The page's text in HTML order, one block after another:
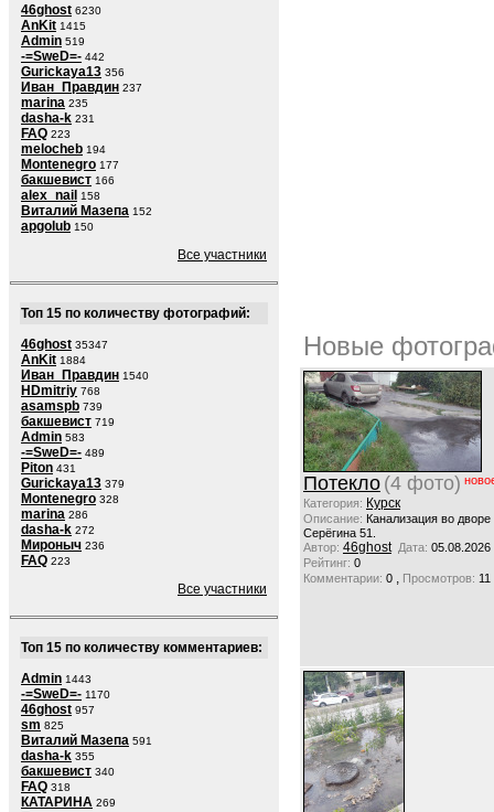
46ghost 6230
AnKit 1415
Admin 519
-=SweD=- 442
Gurickaya13 356
Иван_Правдин 237
marina 235
dasha-k 231
FAQ 223
melocheb 194
Montenegro 177
бакшевист 166
alex_nail 158
Виталий Мазепа 152
apgolub 150
Все участники
Топ 15 по количеству фотографий:
46ghost 35347
AnKit 1884
Иван_Правдин 1540
HDmitriy 768
asamspb 739
бакшевист 719
Admin 583
-=SweD=- 489
Piton 431
Gurickaya13 379
Montenegro 328
marina 286
dasha-k 272
Мироныч 236
FAQ 223
Все участники
Топ 15 по количеству комментариев:
Admin 1443
-=SweD=- 1170
46ghost 957
sm 825
Виталий Мазепа 591
dasha-k 355
бакшевист 340
FAQ 318
КАТАРИНА 269
Новые
Потекло (4 фото)
Категория: Курск
Описание: Канализация во
Серёгина 51.
Автор: 46ghost Дата: 05.08.2026
Рейтинг: 0
Комментарии: 0 , Просмотров: 11